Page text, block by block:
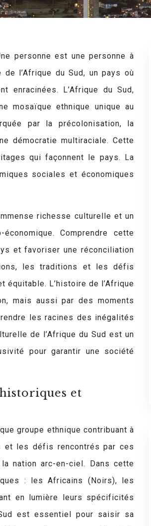
personne est une personne à
l’Afrique du Sud, un pays où
enracinées. L’Afrique du Sud,
mosaïque ethnique unique au
par la précolonisation, la
démocratie multiraciale. Cette
qui façonnent le pays. La
sociales et économiques
richesse culturelle et un
Comprendre cette
et favoriser une réconciliation
les traditions et les défis
L’histoire de l’Afrique
mais aussi par des moments
les racines des inégalités
de l’Afrique du Sud est un
pour garantir une société
et
groupe ethnique contribuant à
et les défis rencontrés par ces
nation arc-en-ciel. Dans cette
: les Africains (Noirs), les
en lumière leurs spécificités
est essentiel pour saisir sa